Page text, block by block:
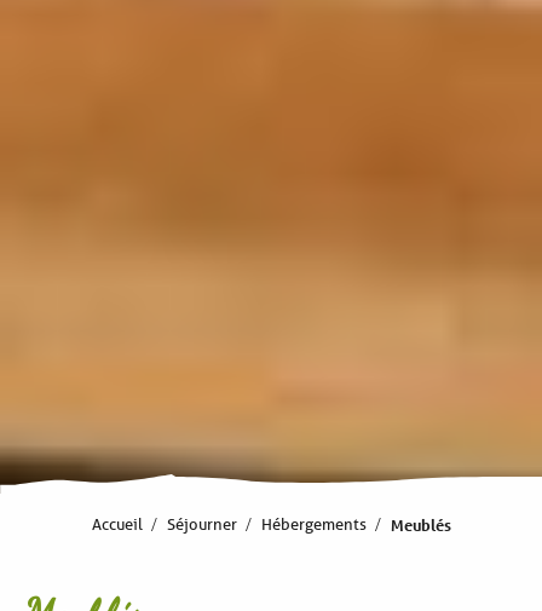
Accueil Séjourner Hébergements Meublés